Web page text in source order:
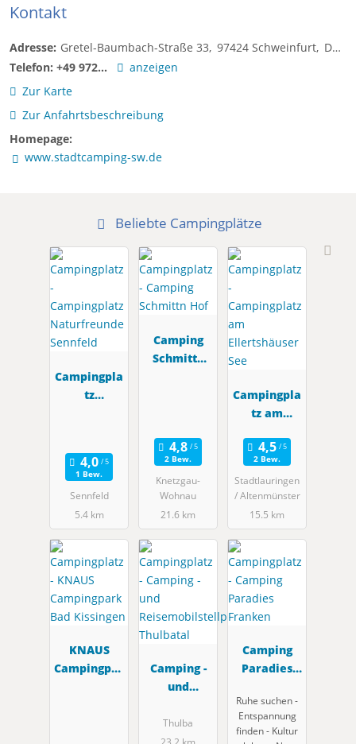
Kontakt
Adresse: Gretel-Baumbach-Straße 33 97424 Schweinfurt Deutschland
Telefon: +49 972...
anzeigen
Zur Karte
Zur Anfahrtsbeschreibung
Homepage:
www.stadtcamping-sw.de
Beliebte Campingplätze
Campingpla
tz
1 Bew.
Sennfeld
5.4 km
Camping
Schmittn
2 Bew.
Knetzgau-
Wohnau
21.6 km
Campingpla
tz am
er See
2 Bew.
Stadtlauringen
/ Altenmünster
15.5 km
KNAUS
Campingpar
Camping -
und
tellplatz
Thulba
Camping
Paradies
Ruhe suchen -
Entspannung
finden - Kultur